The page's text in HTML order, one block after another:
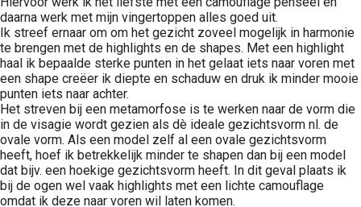
daarna werk met mijn vingertoppen alles goed uit.
Ik streef ernaar om om het gezicht zoveel mogelijk in harmonie
te brengen met de highlights en de shapes. Met een highlight
haal ik bepaalde sterke punten in het gelaat iets naar voren met
een shape creëer ik diepte en schaduw en druk ik minder mooie
punten iets naar achter.
Het streven bij een metamorfose is te werken naar de vorm die
in de visagie wordt gezien als dè ideale gezichtsvorm nl. de
ovale vorm. Als een model zelf al een ovale gezichtsvorm
heeft, hoef ik betrekkelijk minder te shapen dan bij een model
dat bijv. een hoekige gezichtsvorm heeft. In dit geval plaats ik
bij de ogen wel vaak highlights met een lichte camouflage
omdat ik deze naar voren wil laten komen.